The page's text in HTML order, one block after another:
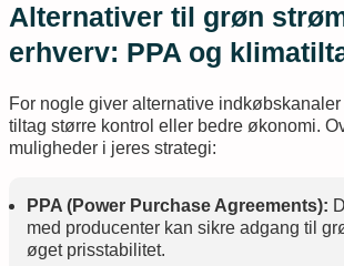
Alternativer til grøn
erhverv: PPA og
For nogle giver alternative
tiltag større kontrol eller bedre økonomi.
muligheder i jeres strategi:
PPA (Power Purchase Agreements):
med producenter kan sikre adgang til
øget prisstabilitet.